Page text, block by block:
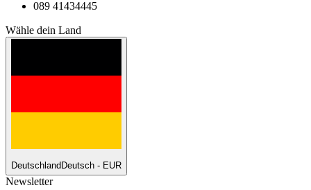
089 41434445
Wähle dein Land
DeutschlandDeutsch - EUR
Newsletter